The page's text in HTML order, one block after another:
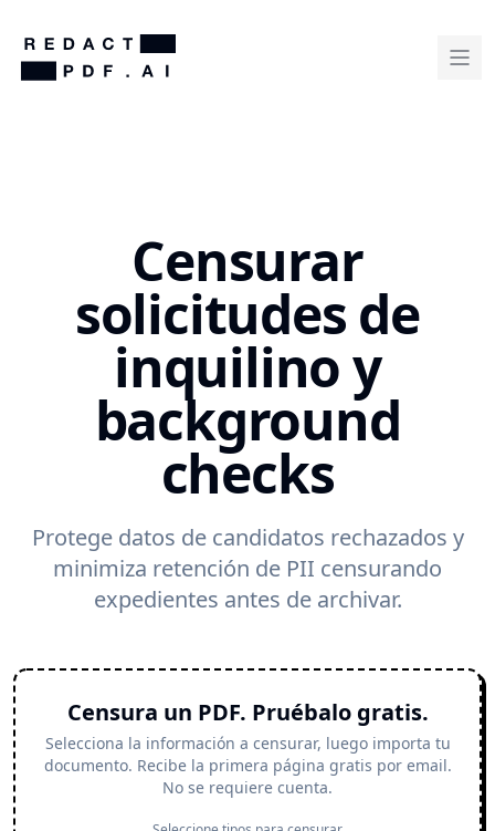
Censurar
solicitudes de
inquilino y
background
checks
Protege datos de candidatos rechazados y
minimiza retención de PII censurando
expedientes antes de archivar.
Censura un PDF. Pruébalo gratis.
Selecciona la información a censurar, luego importa tu
documento. Recibe la primera página gratis por email.
No se requiere cuenta.